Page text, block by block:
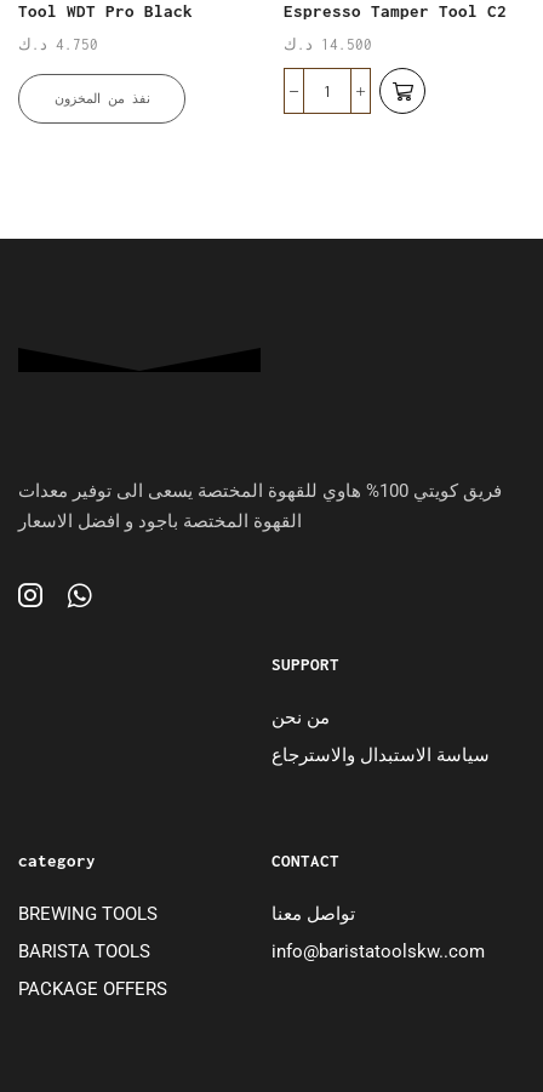
Tool WDT Pro Black
4.750 د.ك
نفذ من المخزون
Espresso Tamper Tool C2
14.500 د.ك
فريق كويتي 100% هاوي للقهوة المختصة يسعى الى توفير معدات
القهوة المختصة باجود و افضل الاسعار
SUPPORT
من نحن
سياسة الاستبدال والاسترجاع
category
BREWING TOOLS
BARISTA TOOLS
PACKAGE OFFERS
CONTACT
تواصل معنا
info@baristatoolskw..com